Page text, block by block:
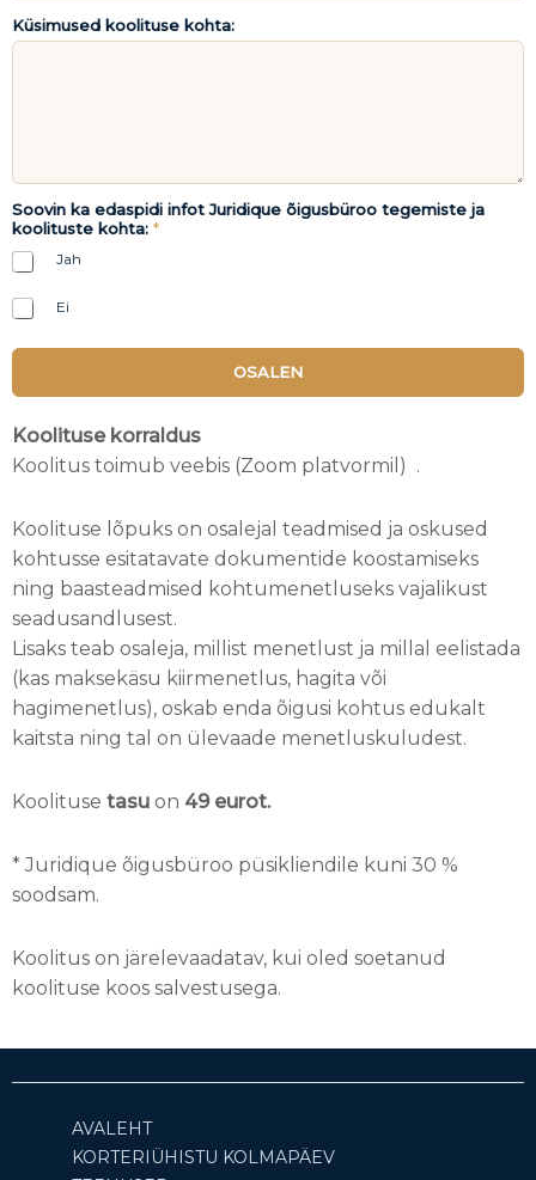
Küsimused koolituse kohta:
Soovin ka edaspidi infot Juridique õigusbüroo tegemiste ja
koolituste kohta: *
Jah
Ei
OSALEN
Koolituse korraldus
Koolitus toimub veebis (Zoom platvormil) .
Koolituse lõpuks on osalejal teadmised ja oskused
kohtusse esitatavate dokumentide koostamiseks
ning baasteadmised kohtumenetluseks vajalikust
seadusandlusest.
Lisaks teab osaleja, millist menetlust ja millal eelistada
(kas maksekäsu kiirmenetlus, hagita või
hagimenetlus), oskab enda õigusi kohtus edukalt
kaitsta ning tal on ülevaade menetluskuludest.
Koolituse tasu on 49 eurot.
* Juridique õigusbüroo püsikliendile kuni 30 %
soodsam.
Koolitus on järelevaadatav, kui oled soetanud
koolituse koos salvestusega.
AVALEHT
KORTERIÜHISTU KOLMAPÄEV